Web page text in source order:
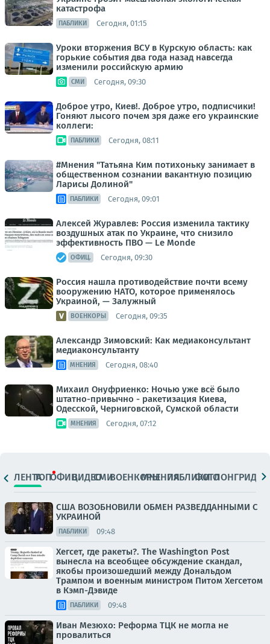
катастрофа
ПАБЛИКИ Сегодня, 01:15
Уроки вторжения ВСУ в Курскую область: как
горькие события два года назад навсегда
изменили российскую армию
СМИ Сегодня, 09:30
Доброе утро, Киев!. Доброе утро, подписчики!
Гоняют лысого почем зря даже его украинские
коллеги:
ПАБЛИКИ Сегодня, 08:11
#Мнения "Татьяна Ким потихоньку занимает в
общественном сознании вакантную позицию
Ларисы Долиной"
ПАБЛИКИ Сегодня, 09:01
Алексей Журавлев: Россия изменила тактику
воздушных атак по Украине, что снизило
эффективность ПВО — Le Monde
ОФИЦ. Сегодня, 09:30
Россия нашла противодействие почти всему
вооружению НАТО, которое применялось
Украиной, — Залужный
ВОЕНКОРЫ Сегодня, 09:35
Александр Зимовский: Как медиаконсультант
медиаконсультанту
МНЕНИЯ Сегодня, 08:40
Михаил Онуфриенко: Ночью уже всё было
штатно-привычно - ракетизация Киева,
Одесской, Черниговской, Сумской области
МНЕНИЯ Сегодня, 07:12
ЛЕНТАТОПОФИЦ.ВИДЕОСМИВОЕНКОРЫМНЕНИЯПАБЛИКИ
ФОТОЛОНГРИДЫ
США ВОЗОБНОВИЛИ ОБМЕН РАЗВЕДДАННЫМИ С
УКРАИНОЙ
ПАБЛИКИ 09:48
Хегсет, где ракеты?. The Washington Post
вынесла на всеобщее обсуждение скандал,
якобы произошедший между Дональдом
Трампом и военным министром Питом Хегсетом
в Кэмп-Дэвиде
ПАБЛИКИ 09:48
Иван Мезюхо: Реформа ТЦК не могла не
провалиться